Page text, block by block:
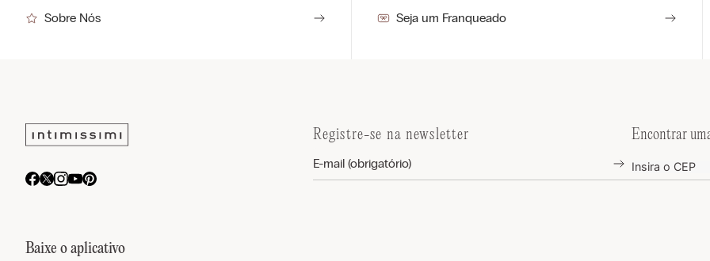
Sobre Nós Seja um Franqueado
Baixe o aplicativo
Registre-se na newsletter Encontrar